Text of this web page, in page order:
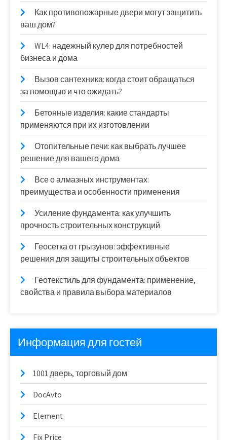
Как противопожарные двери могут защитить
ваш дом?
WL4: надежный кулер для потребностей
бизнеса и дома
Вызов сантехника: когда стоит обращаться
за помощью и что ожидать?
Бетонные изделия: какие стандарты
применяются при их изготовлении
Отопительные печи: как выбрать лучшее
решение для вашего дома
Все о алмазных инструментах:
преимущества и особенности применения
Усиление фундамента: как улучшить
прочность строительных конструкций
Геосетка от грызунов: эффективные
решения для защиты строительных объектов
Геотекстиль для фундамента: применение,
свойства и правила выбора материалов
Информация для гостей
1001 дверь, торговый дом
DocAvto
Element
Fix Price